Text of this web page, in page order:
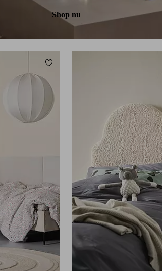
Shop nu
Toevoegen aan favorieten